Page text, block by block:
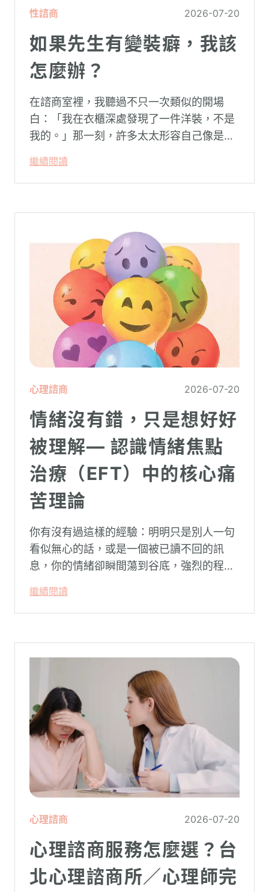
性諮商 2026-07-20
如果先生有變裝癖，我該
怎麼辦？
在諮商室裡，我聽過不只一次類似的開場
白：「我在衣櫃深處發現了一件洋裝，不是
我的。」那一刻，許多太太形容自己像是踩
陌生。
繼續閱讀
心理諮商 2026-07-20
情緒沒有錯，只是想好好
被理解— 認識情緒焦點
治療（EFT）中的核心痛
苦理論
你有沒有過這樣的經驗：明明只是別人一句
看似無心的話，或是一個被已讀不回的訊
息，你的情緒卻瞬間蕩到谷底，強烈的程度
怪：「事情真的有這麼嚴重嗎？」
繼續閱讀
心理諮商 2026-07-20
心理諮商服務怎麼選？台
北心理諮商所／心理師完